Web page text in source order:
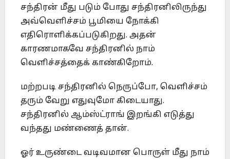
சந்திரன் மீது படும் போது சந்திரனிலிருந்து
அவ்வெளிச்சம் பூமியை நோக்கி
எதிரொளிக்கப்படுகிறது. அதன்
காரணமாகவே சந்திரனில் நாம்
வெளிச்சத்தைக் காண்கிறோம்.
மற்றபடி சந்திரனில் நெருப்போ, வெளிச்சம்
தரும் வேறு எதுவுமோ கிடையாது.
சந்திரனில் ஆம்ஸ்ட்ராங் இறங்கி எடுத்து
வந்தது மண்ணைத் தான்.
ஓர் உருண்டை வடிவமான பொருள் மீது நாம்